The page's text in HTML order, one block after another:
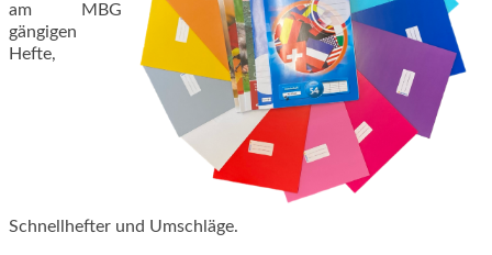
am MBG
gängigen
Hefte,
Schnellhefter und Umschläge.